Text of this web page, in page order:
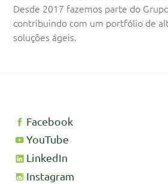
Desde 2017 fazemos parte do
contribuindo com um portfólio de
soluções ágeis.
Facebook
YouTube
LinkedIn
Instagram